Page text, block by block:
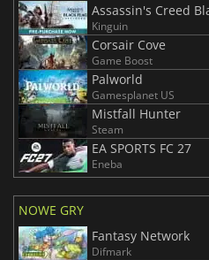
Assassin's Creed
Kinguin
Corsair Cove
Game Boost
Palworld
Gamesplanet US
Mistfall Hunter
Steam
EA SPORTS FC 27
Eneba
NOWE GRY
Fantasy Network
Difmark